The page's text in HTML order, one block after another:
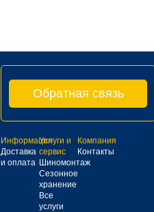
Обратная связь
Информация
Доставка
и оплата
Услуги и
сервис
Шиномонтаж
Сезонное
хранение
Все
услуги
Компания
Контакты